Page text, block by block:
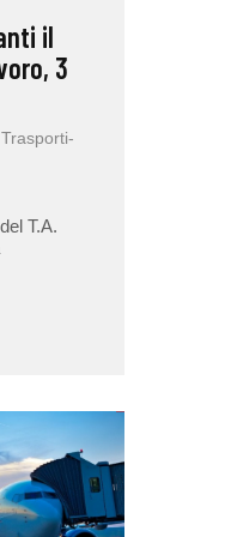
il
3
Trasporti-
T.A.